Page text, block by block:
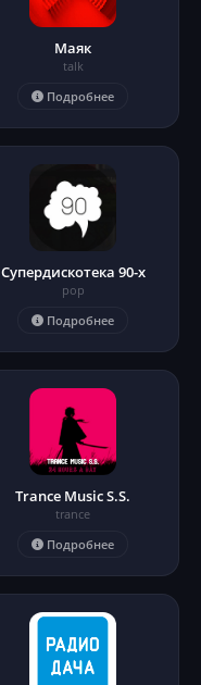
Маяк
talk
Подробнее
Супердискотека 90-х
pop
Подробнее
Trance Music S.S.
trance
Подробнее